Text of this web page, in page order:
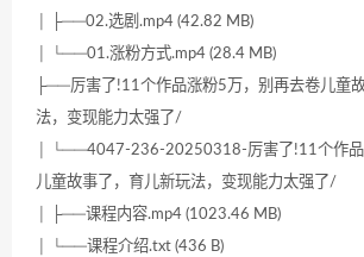
│ ├──02.选剧.mp4 (42.82 MB)
│ └──01.涨粉方式.mp4 (28.4 MB)
├──厉害了!11个作品涨粉5万，别再去卷儿童
法，变现能力太强了/
│ └──4047-236-20250318-厉害了!11个作品
儿童故事了，育儿新玩法，变现能力太强了/
│ ├──课程内容.mp4 (1023.46 MB)
│ └──课程介绍.txt (436 B)